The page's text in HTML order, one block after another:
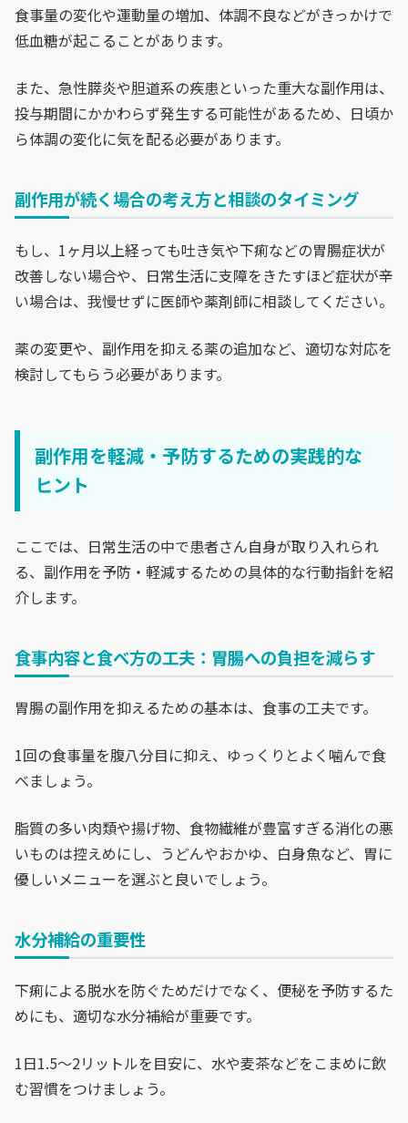
食事量の変化や運動量の増加、体調不良などがきっかけで
低血糖が起こることがあります。
また、急性膵炎や胆道系の疾患といった重大な副作用は、
投与期間にかかわらず発生する可能性があるため、日頃か
ら体調の変化に気を配る必要があります。
副作用が続く場合の考え方と相談のタイミング
もし、1ヶ月以上経っても吐き気や下痢などの胃腸症状が
改善しない場合や、日常生活に支障をきたすほど症状が辛
い場合は、我慢せずに医師や薬剤師に相談してください。
薬の変更や、副作用を抑える薬の追加など、適切な対応を
検討してもらう必要があります。
副作用を軽減・予防するための実践的な
ヒント
ここでは、日常生活の中で患者さん自身が取り入れられ
る、副作用を予防・軽減するための具体的な行動指針を紹
介します。
食事内容と食べ方の工夫：胃腸への負担を減らす
胃腸の副作用を抑えるための基本は、食事の工夫です。
1回の食事量を腹八分目に抑え、ゆっくりとよく噛んで食
べましょう。
脂質の多い肉類や揚げ物、食物繊維が豊富すぎる消化の悪
いものは控えめにし、うどんやおかゆ、白身魚など、胃に
優しいメニューを選ぶと良いでしょう。
水分補給の重要性
下痢による脱水を防ぐためだけでなく、便秘を予防するた
めにも、適切な水分補給が重要です。
1日1.5〜2リットルを目安に、水や麦茶などをこまめに飲
む習慣をつけましょう。